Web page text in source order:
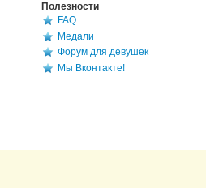
Полезности
FAQ
Медали
Форум для девушек
Мы Вконтакте!